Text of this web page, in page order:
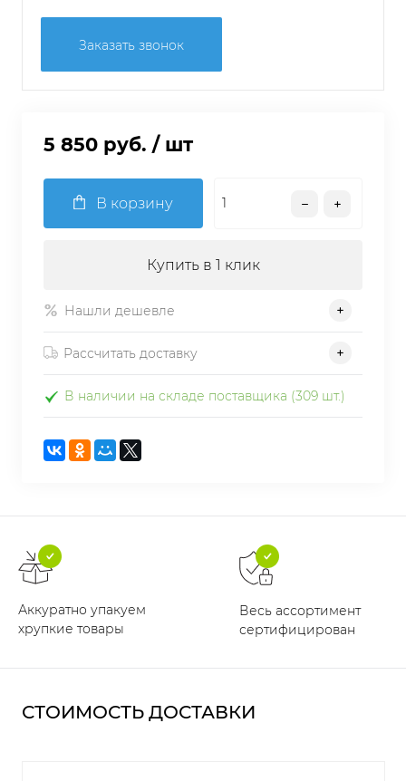
Заказать звонок
5 850 руб. / шт
В корзину
Купить в 1 клик
Нашли дешевле
Рассчитать доставку
В наличии на складе поставщика (309 шт.)
Аккуратно упакуем
хрупкие товары
Весь ассортимент
сертифицирован
СТОИМОСТЬ ДОСТАВКИ